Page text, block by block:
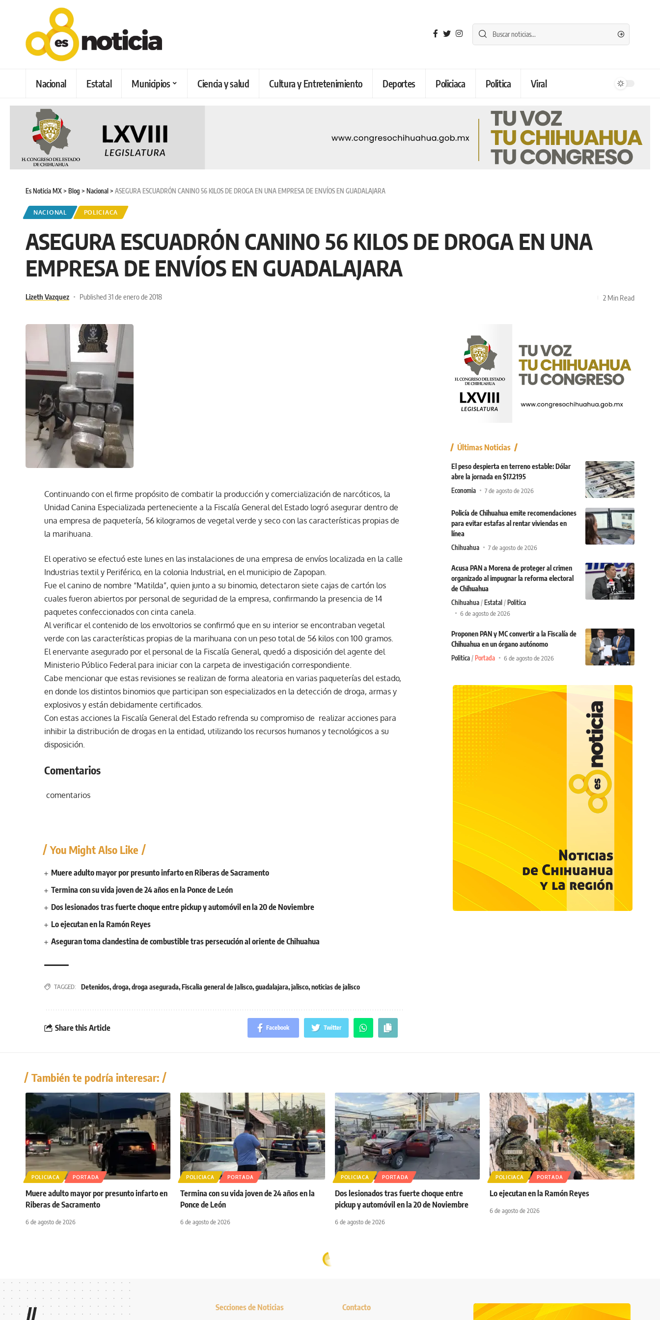
Nacional Estatal Municipios Ciencia y salud Cultura y Entretenimiento Deportes Policiaca Politica Viral
Es Noticia MX> Blog > Nacional > ASEGURA ESCUADRÓN CANINO 56 KILOS DE DROGA EN UNA EMPRESA DE ENVÍOS EN GUADALAJARA
NACIONAL POLICIACA
ASEGURA ESCUADRÓN CANINO 56 KILOS DE DROGA EN UNA
EMPRESA DE ENVÍOS EN GUADALAJARA
Lizeth Vazquez Published 31 de enero de 2018 2 Min Read
Continuando con el firme propósito de combatir la producción y comercialización de narcóticos, la
Unidad Canina Especializada perteneciente a la Fiscalía General del Estado logró asegurar dentro de
una empresa de paquetería, 56 kilogramos de vegetal verde y seco con las características propias de
la marihuana.
El operativo se efectuó este lunes en las instalaciones de una empresa de envíos localizada en la calle
Industrias textil y Periférico, en la colonia Industrial, en el municipio de Zapopan.
Fue el canino de nombre “Matilda”, quien junto a su binomio, detectaron siete cajas de cartón los
cuales fueron abiertos por personal de seguridad de la empresa, confirmando la presencia de 14
paquetes confeccionados con cinta canela.
Al verificar el contenido de los envoltorios se confirmó que en su interior se encontraban vegetal
verde con las características propias de la marihuana con un peso total de 56 kilos con 100 gramos.
El enervante asegurado por el personal de la Fiscalía General, quedó a disposición del agente del
Ministerio Público Federal para iniciar con la carpeta de investigación correspondiente.
Cabe mencionar que estas revisiones se realizan de forma aleatoria en varias paqueterías del estado,
en donde los distintos binomios que participan son especializados en la detección de droga, armas y
explosivos y están debidamente certificados.
Con estas acciones la Fiscalía General del Estado refrenda su compromiso de realizar acciones para
inhibir la distribución de drogas en la entidad, utilizando los recursos humanos y tecnológicos a su
disposición.
Comentarios
comentarios
You Might Also Like
Muere adulto mayor por presunto infarto en Riberas de Sacramento
Termina con su vida joven de 24 años en la Ponce de León
Dos lesionados tras fuerte choque entre pickup y automóvil en la 20 de Noviembre
Lo ejecutan en la Ramón Reyes
Aseguran toma clandestina de combustible tras persecución al oriente de Chihuahua
TAGGED: Detenidos,droga,droga asegurada,Fiscalia general de Jalisco,guadalajara,jalisco,noticias de jalisco
Share this Article Facebook Twitter
Últimas Noticias
El peso despierta en terreno estable: Dólar
abre la jornada en $17.2195
Economia 7 de agosto de 2026
Policía de Chihuahua emite recomendaciones
para evitar estafas al rentar viviendas en
línea
Chihuahua 7 de agosto de 2026
Acusa PAN a Morena de proteger al crimen
organizado al impugnar la reforma electoral
de Chihuahua
Chihuahua Estatal
Politica
6 de agosto de 2026
Proponen PAN y MC convertir a la Fiscalía de
Chihuahua en un órgano autónomo
Politica Portada 6 de agosto de 2026
También te podría interesar:
POLICIACA PORTADA
Muere adulto mayor por presunto infarto en
Riberas de Sacramento
6 de agosto de 2026
POLICIACA PORTADA
Termina con su vida joven de 24 años en la
Ponce de León
6 de agosto de 2026
POLICIACA PORTADA
Dos lesionados tras fuerte choque entre
pickup y automóvil en la 20 de Noviembre
6 de agosto de 2026
POLICIACA PORTADA
Lo ejecutan en la Ramón Reyes
6 de agosto de 2026
Secciones de Noticias Contacto